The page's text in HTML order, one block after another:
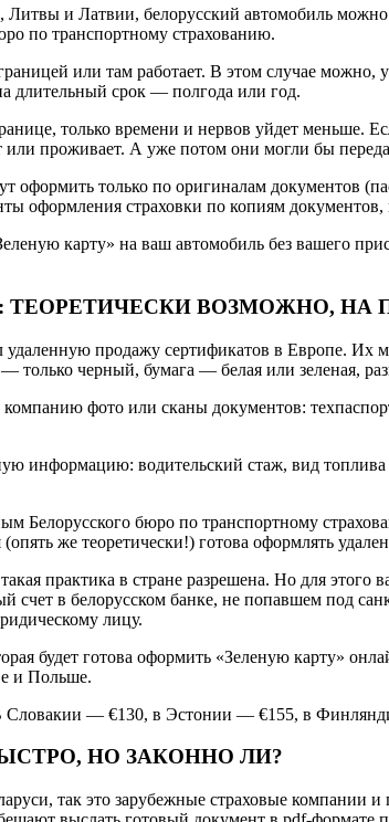
и Латвии, белорусский автомобиль можно
по транспортному страхованию.
или там работает. В этом случае
длительный срок — полгода или год.
только времени и нервов уйдет меньше.
или проживает. А уже потом они могли бы
оформить только по оригиналам документов
оформления страховки по копиям документов,
карту» на ваш автомобиль без вашего
ВОЗМОЖНО, НА
продажу сертификатов в Европе. Их
только черный, бумага — белая или зеленая,
фото или сканы документов:
информацию: водительский стаж, вид
Белорусского бюро по транспортному
же теоретически!) готова оформлять
практика в стране разрешена. Но для
в белорусском банке, не попавшем под
лицу.
будет готова оформить «Зеленую карту»
и Польше.
Словакии — €130, в Эстонии — €155, в
НО ЗАКОННО ЛИ?
так это зарубежные страховые компании